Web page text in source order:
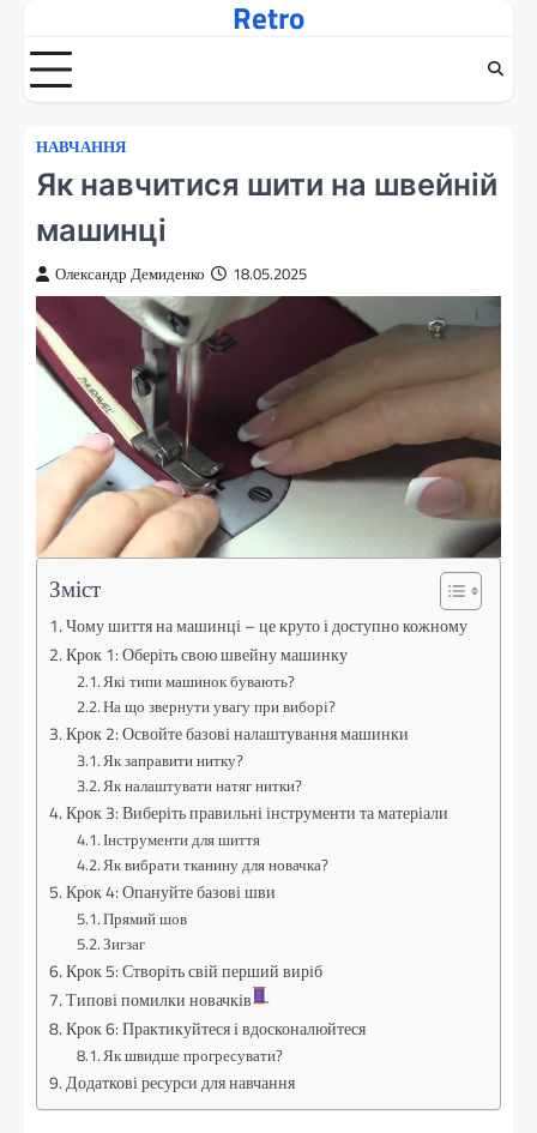
вмісту
Retro
НАВЧАННЯ
Як навчитися шити на швейній
машинці
Олександр Демиденко 18.05.2025
Зміст
Чому шиття на машинці – це круто і доступно кожному
Крок 1: Оберіть свою швейну машинку
Які типи машинок бувають?
На що звернути увагу при виборі?
Крок 2: Освойте базові налаштування машинки
Як заправити нитку?
Як налаштувати натяг нитки?
Крок 3: Виберіть правильні інструменти та матеріали
Інструменти для шиття
Як вибрати тканину для новачка?
Крок 4: Опануйте базові шви
Прямий шов
Зигзаг
Крок 5: Створіть свій перший виріб
Типові помилки новачків
Крок 6: Практикуйтеся і вдосконалюйтеся
Як швидше прогресувати?
Додаткові ресурси для навчання